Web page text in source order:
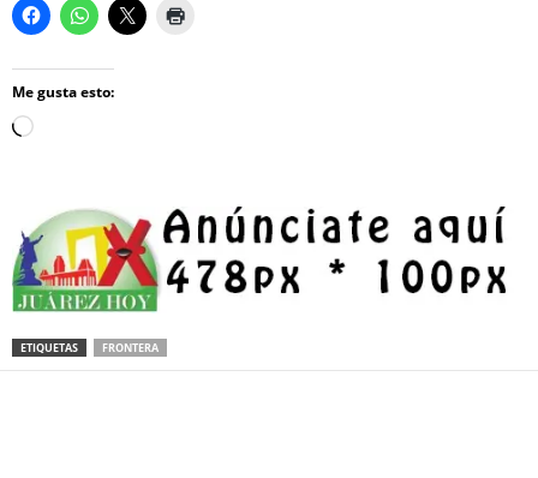
Me gusta esto:
Loading…
ETIQUETAS FRONTERA